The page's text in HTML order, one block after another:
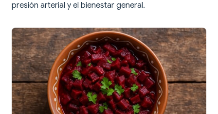
presión arterial y el bienestar general.